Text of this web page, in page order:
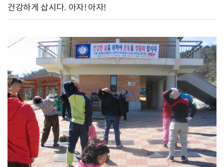
건강하게 삽시다. 아자! 아자!